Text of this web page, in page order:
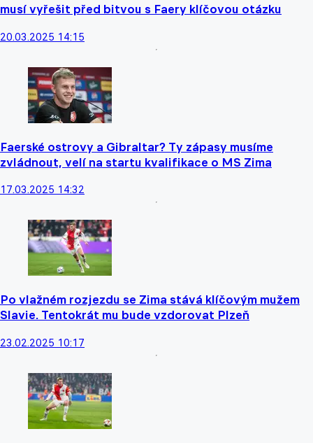
musí vyřešit před bitvou s Faery klíčovou otázku
20.03.2025 14:15
Faerské ostrovy a Gibraltar? Ty zápasy musíme
zvládnout, velí na startu kvalifikace o MS Zima
17.03.2025 14:32
Po vlažném rozjezdu se Zima stává klíčovým mužem
Slavie. Tentokrát mu bude vzdorovat Plzeň
23.02.2025 10:17